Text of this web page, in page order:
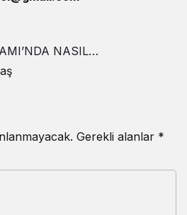
NASIL
DİKKAT ETMELİYİZ?
Gerekli alanlar *